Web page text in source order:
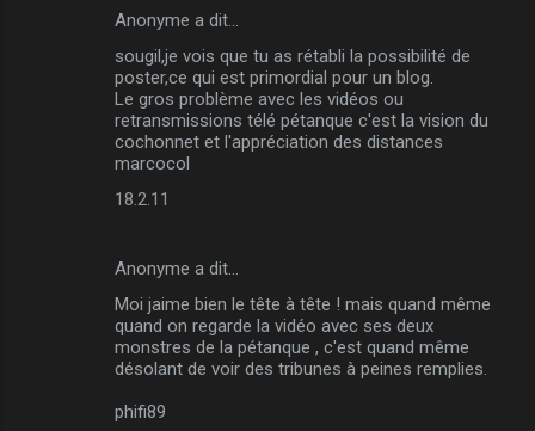
Anonyme a dit…
sougil,je vois que tu as rétabli la possibilité de
poster,ce qui est primordial pour un blog.
Le gros problème avec les vidéos ou
retransmissions télé pétanque c'est la vision du
cochonnet et l'appréciation des distances
marcocol
18.2.11
Anonyme a dit…
Moi jaime bien le tête à tête ! mais quand même
quand on regarde la vidéo avec ses deux
monstres de la pétanque , c'est quand même
désolant de voir des tribunes à peines remplies.
phifi89